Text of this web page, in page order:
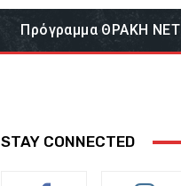
Πρόγραμμα ΘΡΑΚΗ ΝΕΤ
STAY CONNECTED